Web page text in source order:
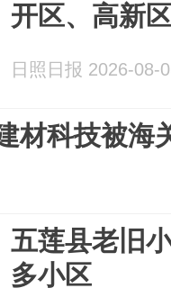
开区、高新
日照日报 2026-08-
材科技被海
五莲县老旧
多小区